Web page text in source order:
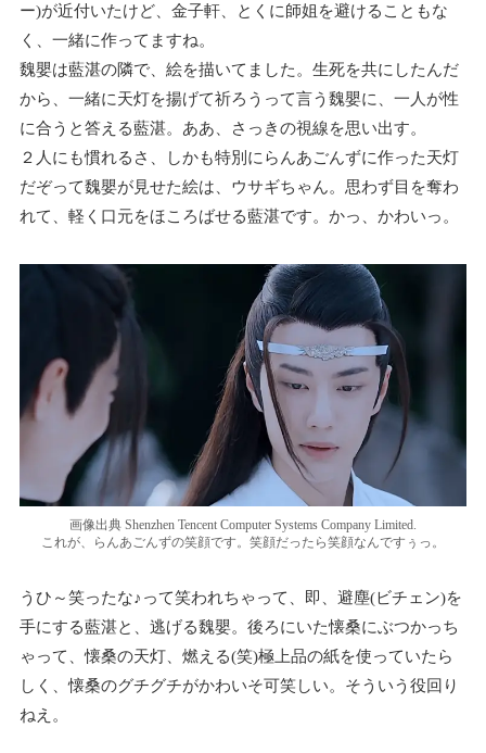
ー)が近付いたけど、金子軒、とくに師姐を避けることもな
く、一緒に作ってますね。
魏嬰は藍湛の隣で、絵を描いてました。生死を共にしたんだ
から、一緒に天灯を揚げて祈ろうって言う魏嬰に、一人が性
に合うと答える藍湛。ああ、さっきの視線を思い出す。
２人にも慣れるさ、しかも特別にらんあごんずに作った天灯
だぞって魏嬰が見せた絵は、ウサギちゃん。思わず目を奪わ
れて、軽く口元をほころばせる藍湛です。かっ、かわいっ。
画像出典 Shenzhen Tencent Computer Systems Company Limited.
これが、らんあごんずの笑顔です。笑顔だったら笑顔なんですぅっ。
うひ～笑ったな♪って笑われちゃって、即、避塵(ビチェン)を
手にする藍湛と、逃げる魏嬰。後ろにいた懐桑にぶつかっち
ゃって、懐桑の天灯、燃える(笑)極上品の紙を使っていたら
しく、懐桑のグチグチがかわいそ可笑しい。そういう役回り
ねえ。